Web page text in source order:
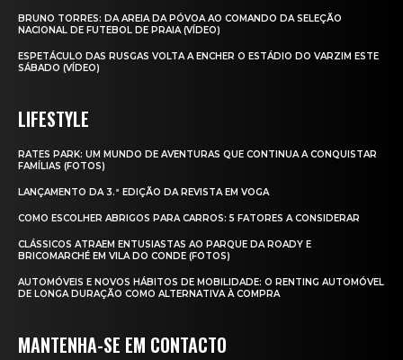
BRUNO TORRES: DA AREIA DA PÓVOA AO COMANDO DA SELEÇÃO
NACIONAL DE FUTEBOL DE PRAIA (VÍDEO)
ESPETÁCULO DAS RUSGAS VOLTA A ENCHER O ESTÁDIO DO VARZIM ESTE
SÁBADO (VÍDEO)
LIFESTYLE
RATES PARK: UM MUNDO DE AVENTURAS QUE CONTINUA A CONQUISTAR
FAMÍLIAS (FOTOS)
LANÇAMENTO DA 3.ª EDIÇÃO DA REVISTA EM VOGA
COMO ESCOLHER ABRIGOS PARA CARROS: 5 FATORES A CONSIDERAR
CLÁSSICOS ATRAEM ENTUSIASTAS AO PARQUE DA ROADY E
BRICOMARCHÉ EM VILA DO CONDE (FOTOS)
AUTOMÓVEIS E NOVOS HÁBITOS DE MOBILIDADE: O RENTING AUTOMÓVEL
DE LONGA DURAÇÃO COMO ALTERNATIVA À COMPRA
MANTENHA-SE EM CONTACTO